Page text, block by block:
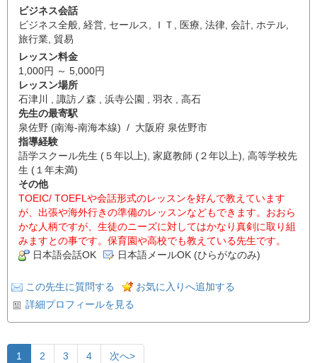
ビジネス会話
ビジネス全般 経営 セールス ＩＴ 医療 法律 会計 ホテル
旅行業 貿易
レッスン料金
1,000円 ～ 5,000円
レッスン場所
石津川 , 諏訪ノ森 , 浜寺公園 , 羽衣 , 高石
先生の最寄駅
泉佐野 (南海-南海本線) / 大阪府 泉佐野市
指導経験
語学スクール先生 (５年以上), 家庭教師 (２年以上), 高等学校先
生 (１年未満)
その他
TOEIC/ TOEFLや会話形式のレッスンを好んで教えています
が、出張や海外行きの準備のレッスンなどもできます。おおら
かな人柄ですが、生徒のニーズに対してはかなり真剣に取り組
みますとの事です。保育園や高校でも教えている先生です。
日本語会話OK
日本語メールOK (ひらがなのみ)
この先生に質問する
お気に入りへ追加する
詳細プロフィールを見る
1 2 3 4 次へ>